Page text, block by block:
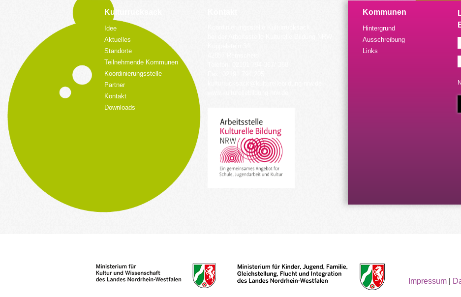
Kulturrucksack
Idee
Aktuelles
Standorte
Teilnehmende Kommunen
Koordinierungsstelle
Partner
Kontakt
Downloads
Kommunen
Hintergrund
Ausschreibung
Links
Impressum|